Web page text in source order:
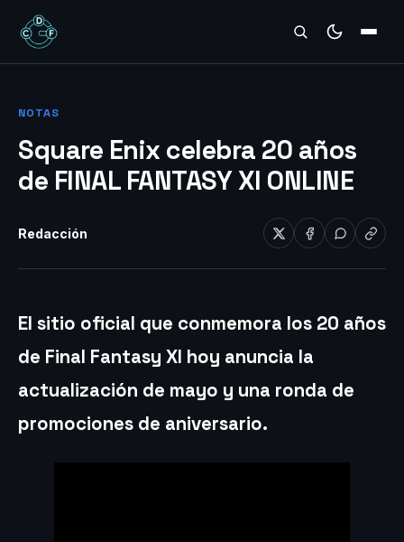
REVIEWS
NOTAS
Square Enix celebra 20 años
de FINAL FANTASY XI ONLINE
Redacción
El sitio oficial que conmemora los 20 años
de Final Fantasy XI hoy anuncia la
actualización de mayo y una ronda de
promociones de aniversario.